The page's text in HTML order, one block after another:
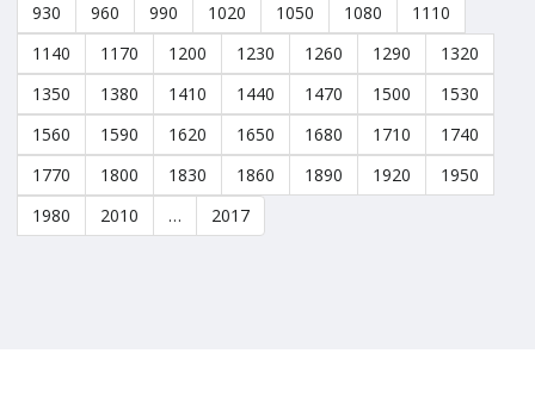
930
960 990 1020 1050 1080
1110
1140
1170 1200 1230 1260 1290
1320
1350
1380 1410 1440 1470 1500
1530
1560
1590 1620 1650 1680 1710
1740
1770
1800 1830 1860 1890 1920
1950
1980
2010 … 2017